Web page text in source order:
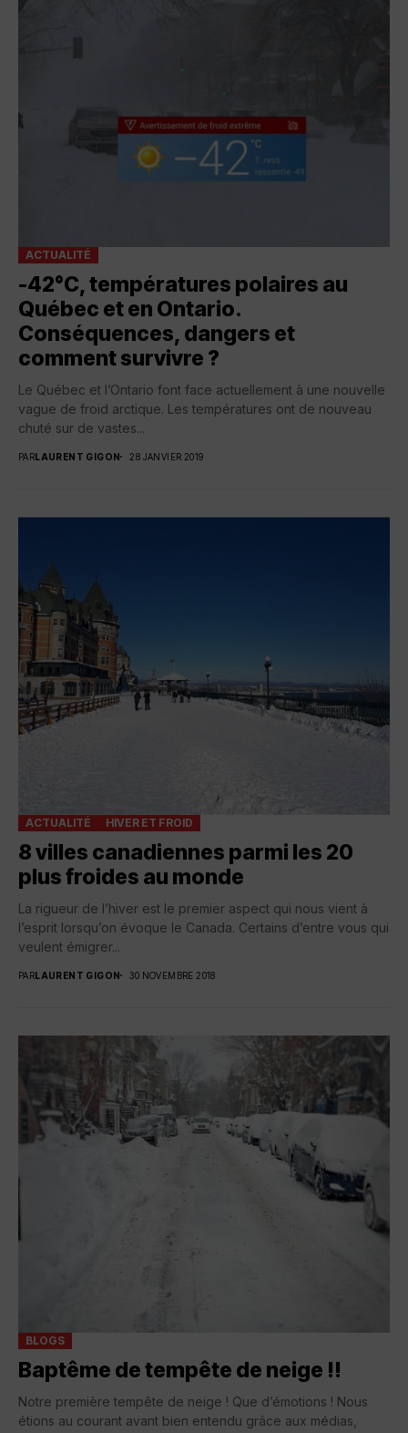
ACTUALITÉ
-42°C, températures polaires au
Québec et en Ontario.
Conséquences, dangers et
comment survivre ?
Le Québec et l’Ontario font face actuellement à une nouvelle
vague de froid arctique. Les températures ont de nouveau
chuté sur de vastes...
PARLAURENT GIGON 28 JANVIER 2019
ACTUALITÉ HIVER ET FROID
8 villes canadiennes parmi les 20
plus froides au monde
La rigueur de l’hiver est le premier aspect qui nous vient à
l’esprit lorsqu’on évoque le Canada. Certains d’entre vous qui
veulent émigrer...
PARLAURENT GIGON 30 NOVEMBRE 2018
BLOGS
Baptême de tempête de neige !!
Notre première tempête de neige ! Que d’émotions ! Nous
étions au courant avant bien entendu grâce aux médias,